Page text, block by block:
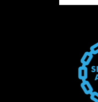
等のご依頼があっ
ジをご参照くださ
（Cookieについて
利用される方の利
サイトへのアクセ